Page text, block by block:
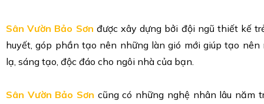
Sân Vườn Bảo Sơn được xây dựng bởi đội ngũ thiết kế
huyết, góp phần tạo nên những làn gió mới giúp tạo
lạ, sáng tạo, độc đáo cho ngôi nhà của bạn.
Sân Vườn Bảo Sơn cũng có những nghệ nhân lâu năm